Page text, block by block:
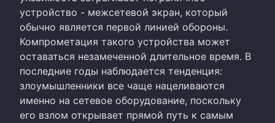
устройство - межсетевой экран, который
обычно является первой линией обороны.
Компрометация такого устройства может
оставаться незамеченной длительное время. В
последние годы наблюдается тенденция:
злоумышленники все чаще нацеливаются
именно на сетевое оборудование, поскольку
его взлом открывает прямой путь к самым